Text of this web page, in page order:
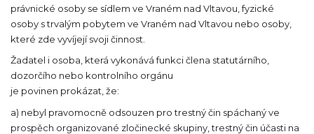
právnické osoby se sídlem ve Vraném nad Vltavou, fyzické
osoby s trvalým pobytem ve Vraném nad Vltavou nebo osoby,
které zde vyvíjejí svoji činnost.
Žadatel i osoba, která vykonává funkci člena statutárního,
dozorčího nebo kontrolního orgánu
je povinen prokázat, že:
a) nebyl pravomocně odsouzen pro trestný čin spáchaný ve
prospěch organizované zločinecké skupiny, trestný čin účasti na